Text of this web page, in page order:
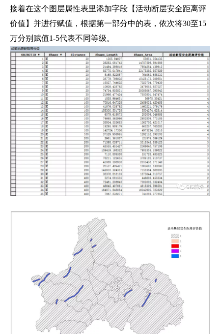
接着在这个图层属性表里添加字段【活动断层安全距离评
价值】并进行赋值，根据第一部分中的表，依次将30至15
万分别赋值1-5代表不同等级。